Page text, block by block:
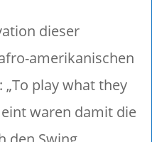
dieser
amerikanischen
play what they
waren damit die